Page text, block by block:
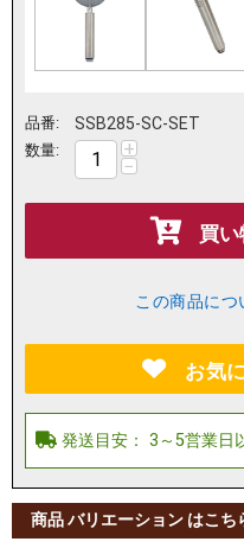
品番: SSB285-SC-SET
数量: +
−
買
この商品に
お気
商品 バリエーション はこち